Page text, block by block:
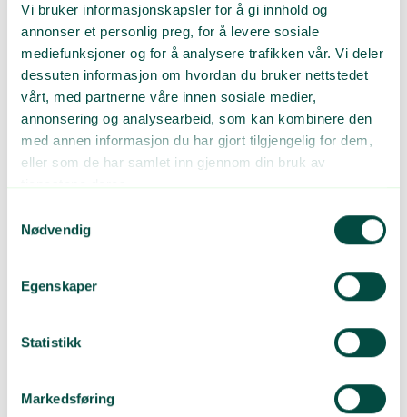
Vi bruker informasjonskapsler for å gi innhold og
annonser et personlig preg, for å levere sosiale
mediefunksjoner og for å analysere trafikken vår. Vi deler
dessuten informasjon om hvordan du bruker nettstedet
vårt, med partnerne våre innen sosiale medier,
annonsering og analysearbeid, som kan kombinere den
med annen informasjon du har gjort tilgjengelig for dem,
eller som de har samlet inn gjennom din bruk av
Nødvendig
Egenskaper
Statistikk
Markedsføring
Program
10.00 - 10.05
Introduksjon
Kari-Lill Ljøstad, kommunikasjonssjef Grønt Punkt Norge
10.05 - 10.25
Ingunn Dale Samset, sjefingeniør i seksjon for avfall og
Har du et spørsmål allerede? Send det det